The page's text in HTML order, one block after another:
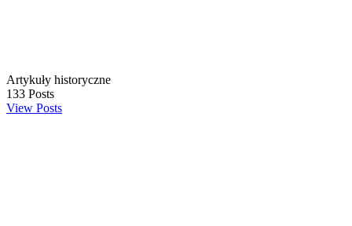
Artykuły historyczne
133 Posts
View Posts